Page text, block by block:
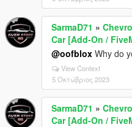
SarmaD71 »
Car [Add-On /
@oofblox Why do
View Context
5 Οκτώβριος 2023
SarmaD71 »
Car [Add-On /